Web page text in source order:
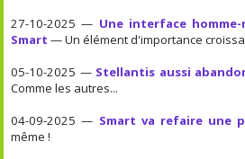
27-10-2025 — Une interface
Smart — Un élément d'importance
05-10-2025 — Stellantis aussi
Comme les autres...
04-09-2025 — Smart va refaire une
même !